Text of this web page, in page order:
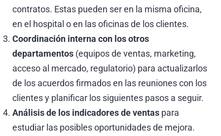
contratos. Estas pueden ser en la misma oficina,
en el hospital o en las oficinas de los clientes.
Coordinación interna con los otros
departamentos (equipos de ventas, marketing,
acceso al mercado, regulatorio) para actualizarlos
de los acuerdos firmados en las reuniones con los
clientes y planificar los siguientes pasos a seguir.
Análisis de los indicadoresde ventas para
estudiar las posibles oportunidades de mejora.